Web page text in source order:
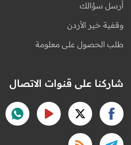
أرسل سؤالك
وقفية خير الأردن
طلب الحصول على معلومة
شاركنا على قنوات الاتصال